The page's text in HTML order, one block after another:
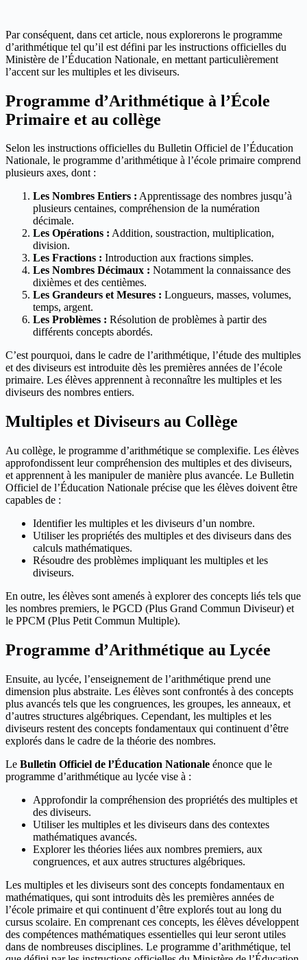
Par conséquent, dans cet article, nous explorerons le programme
d’arithmétique tel qu’il est défini par les instructions officielles du
Ministère de l’Éducation Nationale, en mettant particulièrement
l’accent sur les multiples et les diviseurs.
Programme d’Arithmétique à l’École
Primaire et au collège
Selon les instructions officielles du Bulletin Officiel de l’Éducation
Nationale, le programme d’arithmétique à l’école primaire comprend
plusieurs axes, dont :
Les Nombres Entiers : Apprentissage des nombres jusqu’à
plusieurs centaines, compréhension de la numération
décimale.
Les Opérations : Addition, soustraction, multiplication,
division.
Les Fractions : Introduction aux fractions simples.
Les Nombres Décimaux : Notamment la connaissance des
dixièmes et des centièmes.
Les Grandeurs et Mesures : Longueurs, masses, volumes,
temps, argent.
Les Problèmes : Résolution de problèmes à partir des
différents concepts abordés.
C’est pourquoi, dans le cadre de l’arithmétique, l’étude des multiples
et des diviseurs est introduite dès les premières années de l’école
primaire. Les élèves apprennent à reconnaître les multiples et les
diviseurs des nombres entiers.
Multiples et Diviseurs au Collège
Au collège, le programme d’arithmétique se complexifie. Les élèves
approfondissent leur compréhension des multiples et des diviseurs,
et apprennent à les manipuler de manière plus avancée. Le Bulletin
Officiel de l’Éducation Nationale précise que les élèves doivent être
capables de :
Identifier les multiples et les diviseurs d’un nombre.
Utiliser les propriétés des multiples et des diviseurs dans des
calculs mathématiques.
Résoudre des problèmes impliquant les multiples et les
diviseurs.
En outre, les élèves sont amenés à explorer des concepts liés tels que
les nombres premiers, le PGCD (Plus Grand Commun Diviseur) et
le PPCM (Plus Petit Commun Multiple).
Programme d’Arithmétique au Lycée
Ensuite, au lycée, l’enseignement de l’arithmétique prend une
dimension plus abstraite. Les élèves sont confrontés à des concepts
plus avancés tels que les congruences, les groupes, les anneaux, et
d’autres structures algébriques. Cependant, les multiples et les
diviseurs restent des concepts fondamentaux qui continuent d’être
explorés dans le cadre de la théorie des nombres.
Le Bulletin Officiel de l’Éducation Nationale énonce que le
programme d’arithmétique au lycée vise à :
Approfondir la compréhension des propriétés des multiples et
des diviseurs.
Utiliser les multiples et les diviseurs dans des contextes
mathématiques avancés.
Explorer les théories liées aux nombres premiers, aux
congruences, et aux autres structures algébriques.
Les multiples et les diviseurs sont des concepts fondamentaux en
mathématiques, qui sont introduits dès les premières années de
l’école primaire et qui continuent d’être explorés tout au long du
cursus scolaire. En comprenant ces concepts, les élèves développent
des compétences mathématiques essentielles qui leur seront utiles
dans de nombreuses disciplines. Le programme d’arithmétique, tel